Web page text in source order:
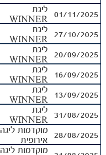
משחקים
ותוצאות
01/11/2025
ליגת
WINNER
27/10/2025
ליגת
WINNER
20/09/2025
ליגת
WINNER
16/09/2025
ליגת
WINNER
13/09/2025
ליגת
WINNER
31/08/2025
ליגת
WINNER
28/08/2025
מוקדמות ליגה
אירופית
מוקדמות ליגה